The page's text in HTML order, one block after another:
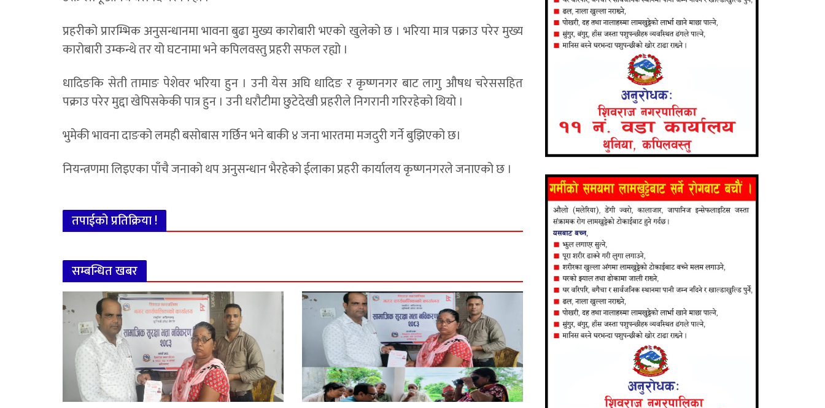
प्रहरीको प्रारम्भिक अनुसन्धानमा भावना बुढा मुख्य कारोबारी भएको खुलेको छ । भरिया मात्र पक्राउ परेर मुख्य
कारोबारी उम्कन्थे तर यो घटनामा भने कपिलवस्तु प्रहरी सफल रह्यो ।
धादिङकि सेती तामाङ पेशेवर भरिया हुन । उनी येस अघि धादिङ र कृष्णनगर बाट लागु औषध चरेससहित
पक्राउ परेर मुद्दा खेपिसकेकी पात्र हुन । उनी धरौटीमा छुटेदेखी प्रहरीले निगरानी गरिरहेको थियो ।
भुमेकी भावना दाङको लमही बसोबास गर्छिन भने बाकी ४ जना भारतमा मजदुरी गर्ने बुझिएको छ।
नियन्त्रणमा लिइएका पाँचै जनाको थप अनुसन्धान भैरहेको ईलाका प्रहरी कार्यालय कृष्णनगरले जनाएको छ ।
तपाईको प्रतिक्रिया !
सम्बन्धित खबर